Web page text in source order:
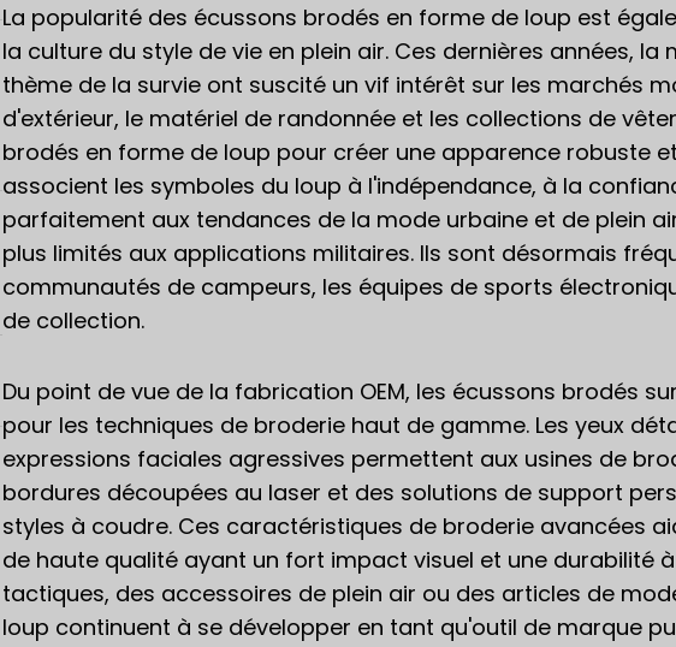
La popularité des écussons brodés en forme de loup est
la culture du style de vie en plein air. Ces dernières années,
thème de la survie ont suscité un vif intérêt sur les marchés
d'extérieur, le matériel de randonnée et les collections de
brodés en forme de loup pour créer une apparence robuste
associent les symboles du loup à l'indépendance, à la
parfaitement aux tendances de la mode urbaine et de plein
plus limités aux applications militaires. Ils sont désormais
communautés de campeurs, les équipes de sports
de collection.
Du point de vue de la fabrication OEM, les écussons brodés
pour les techniques de broderie haut de gamme. Les yeux
expressions faciales agressives permettent aux usines de
bordures découpées au laser et des solutions de support
styles à coudre. Ces caractéristiques de broderie avancées
de haute qualité ayant un fort impact visuel et une durabilité
tactiques, des accessoires de plein air ou des articles de
loup continuent à se développer en tant qu'outil de marque